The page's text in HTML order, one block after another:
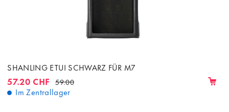
SHANLING ETUI SCHWARZ FÜR M7
57.20 CHF 59.00
Im Zentrallager